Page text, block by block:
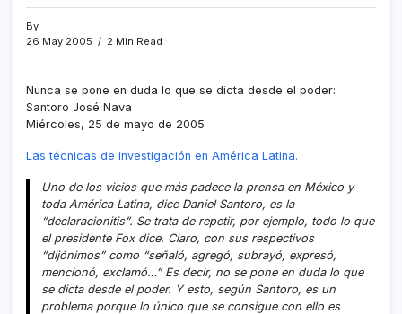
By
26 May 2005
2 Min Read
Nunca se pone en duda lo que se dicta desde el poder:
Santoro José Nava
Miércoles, 25 de mayo de 2005
Las técnicas de investigación en América Latina.
Uno de los vicios que más padece la prensa en México y
toda América Latina, dice Daniel Santoro, es la
“declaracionitis”. Se trata de repetir, por ejemplo, todo lo que
el presidente Fox dice. Claro, con sus respectivos
“dijónimos” como “señaló, agregó, subrayó, expresó,
mencionó, exclamó…” Es decir, no se pone en duda lo que
se dicta desde el poder. Y esto, según Santoro, es un
problema porque lo único que se consigue con ello es